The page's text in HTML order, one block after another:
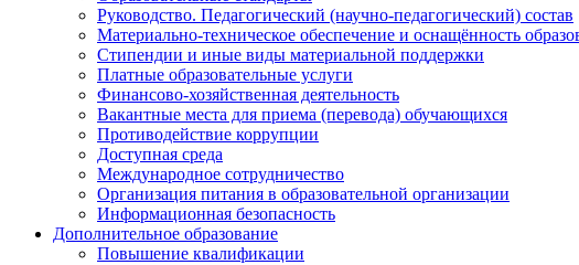
Руководство. Педагогический (научно-педагогический) состав
Материально-техническое обеспечение и оснащённость
Стипендии и иные виды материальной поддержки
Платные образовательные услуги
Финансово-хозяйственная деятельность
Вакантные места для приема (перевода) обучающихся
Противодействие коррупции
Доступная среда
Международное сотрудничество
Организация питания в образовательной организации
Информационная безопасность
Дополнительное образование
Повышение квалификации